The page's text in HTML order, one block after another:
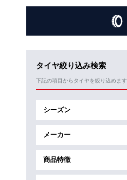
タイヤ絞り込み検索
下記の項目からタイヤを絞り込めます
シーズン
メーカー
商品特徴